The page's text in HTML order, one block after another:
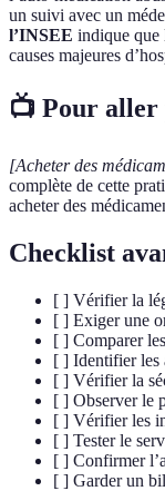
un suivi avec un
l’INSEE indique que
causes majeures
📺 Pour aller
[Acheter des
complète de cette
acheter des
Checklist
[ ] Vérifier la
[ ] Exiger une
[ ] Comparer
[ ] Identifier les
[ ] Vérifier la
[ ] Observer le
[ ] Vérifier les
[ ] Tester le
[ ] Confirmer
[ ] Garder un